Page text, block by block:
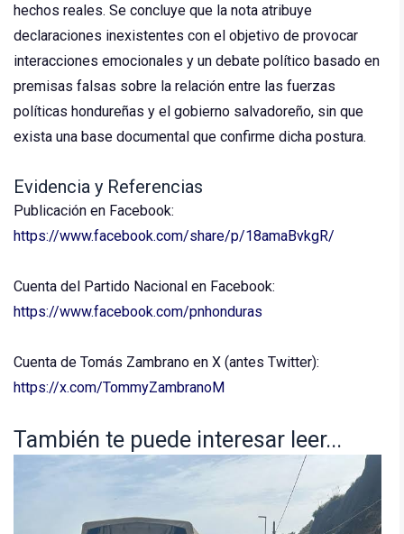
hechos reales. Se concluye que la nota atribuye
declaraciones inexistentes con el objetivo de provocar
interacciones emocionales y un debate político basado en
premisas falsas sobre la relación entre las fuerzas
políticas hondureñas y el gobierno salvadoreño, sin que
exista una base documental que confirme dicha postura.
Evidencia y Referencias
Publicación en Facebook:
https://www.facebook.com/share/p/18amaBvkgR/
Cuenta del Partido Nacional en Facebook:
https://www.facebook.com/pnhonduras
Cuenta de Tomás Zambrano en X (antes Twitter):
https://x.com/TommyZambranoM
También te puede interesar leer...